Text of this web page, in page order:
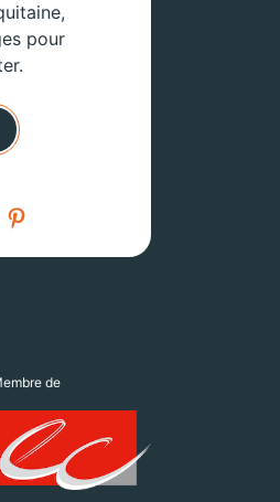
pour
de